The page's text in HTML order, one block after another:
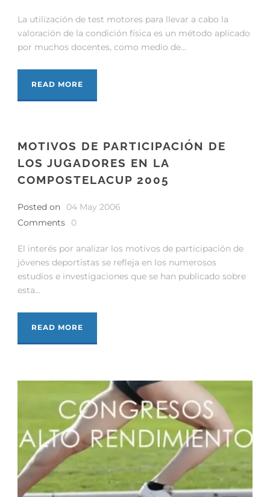
La utilización de test motores para llevar a cabo la
valoración de la condición física es un método aplicado
por muchos docentes, como medio de...
READ MORE
MOTIVOS DE PARTICIPACIÓN DE
LOS JUGADORES EN LA
COMPOSTELACUP 2005
Posted on
04 May 2006
Comments
0
El interés por analizar los motivos de participación de
jóvenes deportistas se refleja en los numerosos
estudios e investigaciones que se han publicado sobre
esta...
READ MORE